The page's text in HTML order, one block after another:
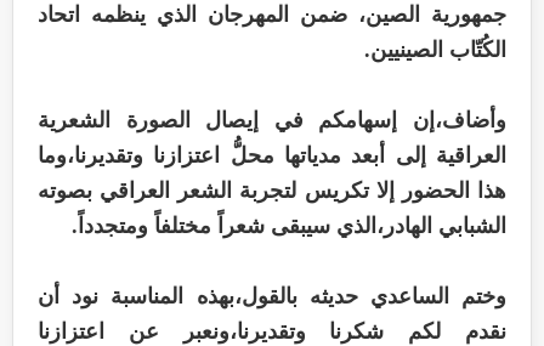
جمهورية الصين، ضمن المهرجان الذي ينظمه اتحاد
الكُتّاب الصينيين.
وأضاف،إن إسهامكم في إيصال الصورة الشعرية
العراقية إلى أبعد مدياتها محلُّ اعتزازنا وتقديرنا،وما
هذا الحضور إلا تكريس لتجربة الشعر العراقي بصوته
الشبابي الهادر،الذي سيبقى شعراً مختلفاً ومتجدداً.
وختم الساعدي حديثه بالقول،بهذه المناسبة نود أن
نقدم لكم شكرنا وتقديرنا،ونعبر عن اعتزازنا